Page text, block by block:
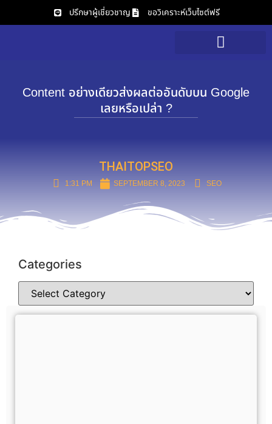
ปรึกษาผู้เชี่ยวชาญ ขอวิเคราะห์เว็บไซต์ฟรี
Content อย่างเดียวส่งผลต่ออันดับบน Google
เลยหรือเปล่า ?
THAITOPSEO
1:31 PM SEPTEMBER 8, 2023 SEO
Categories